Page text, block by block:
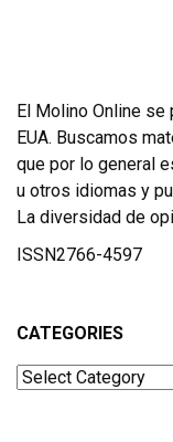
El Molino Online
EUA. Buscamos
que por lo general
u otros idiomas y
La diversidad de
ISSN2766-4597
CATEGORIES
Categories